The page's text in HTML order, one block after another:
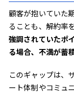
顧客が抱いていた
ることも、解約率
強調されていたポ
る場合、不満が蓄
このギャップは、
ート体制やコミュ